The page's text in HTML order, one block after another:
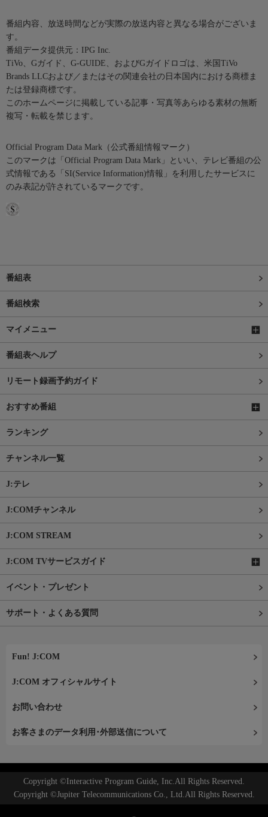
番組内容、放送時間などが実際の放送内容と異なる場合がございま
す。
番組データ提供元：IPG Inc.
TiVo、Gガイド、G-GUIDE、およびGガイドロゴは、米国TiVo
Brands LLCおよび／またはその関連会社の日本国内における商標ま
たは登録商標です。
このホームページに掲載している記事・写真等あらゆる素材の無断
複写・転載を禁じます。
Official Program Data Mark（公式番組情報マーク）
このマークは「Official Program Data Mark」といい、テレビ番組の公
式情報である「SI(Service Information)情報」を利用したサービスに
のみ表記が許されているマークです。
番組表
番組検索
マイメニュー
番組表ヘルプ
リモート録画予約ガイド
おすすめ番組
ランキング
チャンネル一覧
J:テレ
J:COMチャンネル
J:COM STREAM
J:COM TVサービスガイド
イベント・プレゼント
サポート・よくある質問
Fun! J:COM
J:COM オフィシャルサイト
お問い合わせ
お客さまのデータ利用･外部送信について
Copyright ©Interactive Program Guide, Inc.All Rights Reserved.
Copyright ©Jupiter Telecommunications Co., Ltd.All Rights Reserved.